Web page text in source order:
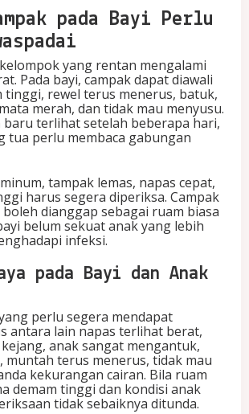
pada Bayi Perlu
yang rentan mengalami
Pada bayi, campak dapat diawali
tinggi, rewel terus menerus, batuk,
merah, dan tidak mau menyusu.
baru terlihat setelah beberapa hari,
tua perlu membaca gabungan
tampak lemas, napas cepat,
harus segera diperiksa. Campak
dianggap sebagai ruam biasa
belum sekuat anak yang lebih
infeksi.
pada Bayi dan Anak
perlu segera mendapat
antara lain napas terlihat berat,
anak sangat mengantuk,
muntah terus menerus, tidak mau
kekurangan cairan. Bila ruam
demam tinggi dan kondisi anak
tidak sebaiknya ditunda.